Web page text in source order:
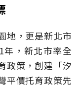
地，更是新北市
年，新北市率全
政策，創建「汐
平價托育政策先